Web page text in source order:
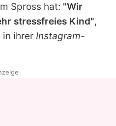
Spross hat: "Wir
stressfreies Kind",
in ihrer Instagram-